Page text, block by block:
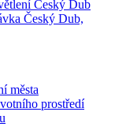
Český Dub
Český Dub,
města
prostředí